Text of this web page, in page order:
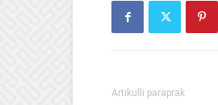
Artikulli paraprak